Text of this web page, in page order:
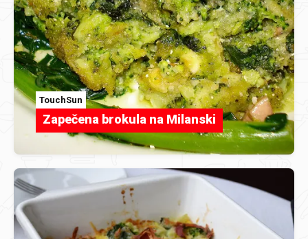
TouchSun
Zapečena brokula na Milanski